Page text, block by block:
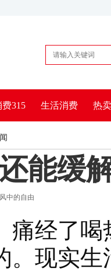
费315 生活消费 热
能缓
风中的自由
痛经了
。现实